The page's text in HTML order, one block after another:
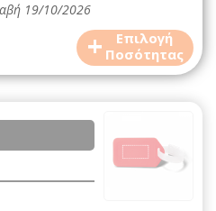
+
Επιλογή
Ποσότητας
19/10/2026